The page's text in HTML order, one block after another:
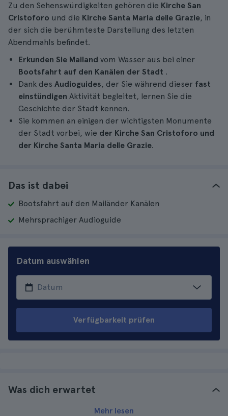
Zu den Sehenswürdigkeiten gehören die Kirche San
Cristoforo und die Kirche Santa Maria delle Grazie, in
der sich die berühmteste Darstellung des letzten
Abendmahls befindet.
Erkunden Sie Mailand vom Wasser aus bei einer
Bootsfahrt auf den Kanälen der Stadt .
Dank des Audioguides, der Sie während dieser fast
einstündigen Aktivität begleitet, lernen Sie die
Geschichte der Stadt kennen.
Sie kommen an einigen der wichtigsten Monumente
der Stadt vorbei, wie der Kirche San Cristoforo und
der Kirche Santa Maria delle Grazie.
Das ist dabei
Bootsfahrt auf den Mailänder Kanälen
Mehrsprachiger Audioguide
Datum auswählen
Verfügbarkeit prüfen
Was dich erwartet
Mehr lesen